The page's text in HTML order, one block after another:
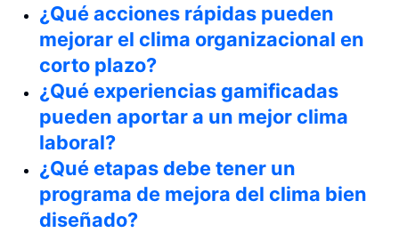
¿Qué acciones rápidas pueden
mejorar el clima organizacional en
corto plazo?
¿Qué experiencias gamificadas
pueden aportar a un mejor clima
laboral?
¿Qué etapas debe tener un
programa de mejora del clima bien
diseñado?